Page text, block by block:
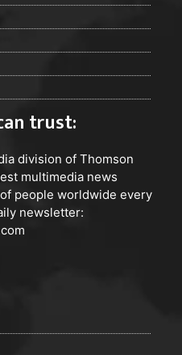
trust:
division of Thomson
multimedia news
people worldwide every
newsletter: